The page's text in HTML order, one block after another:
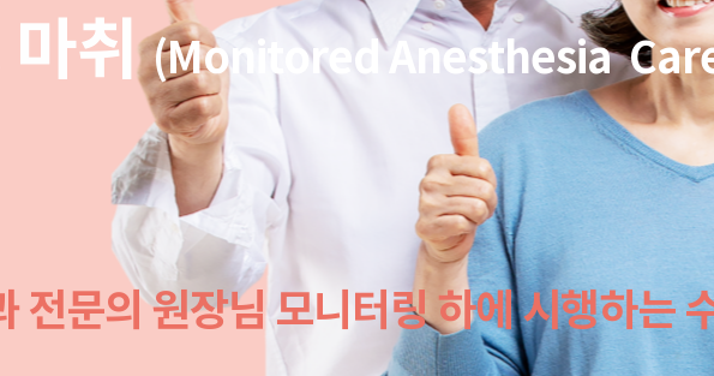
마취(Monitored Anesthesia
전문의 원장님 모니터링 하에 시행하는